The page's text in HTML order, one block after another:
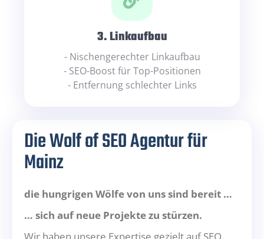
3. Linkaufbau
- Nischengerechter Linkaufbau
- SEO-Boost für Top-Positionen
- Entfernung schlechter Links
Die Wolf of SEO Agentur für
Mainz
die hungrigen Wölfe von uns sind bereit …
… sich auf neue Projekte zu stürzen.
Wir haben unsere Expertise gezielt auf SEO